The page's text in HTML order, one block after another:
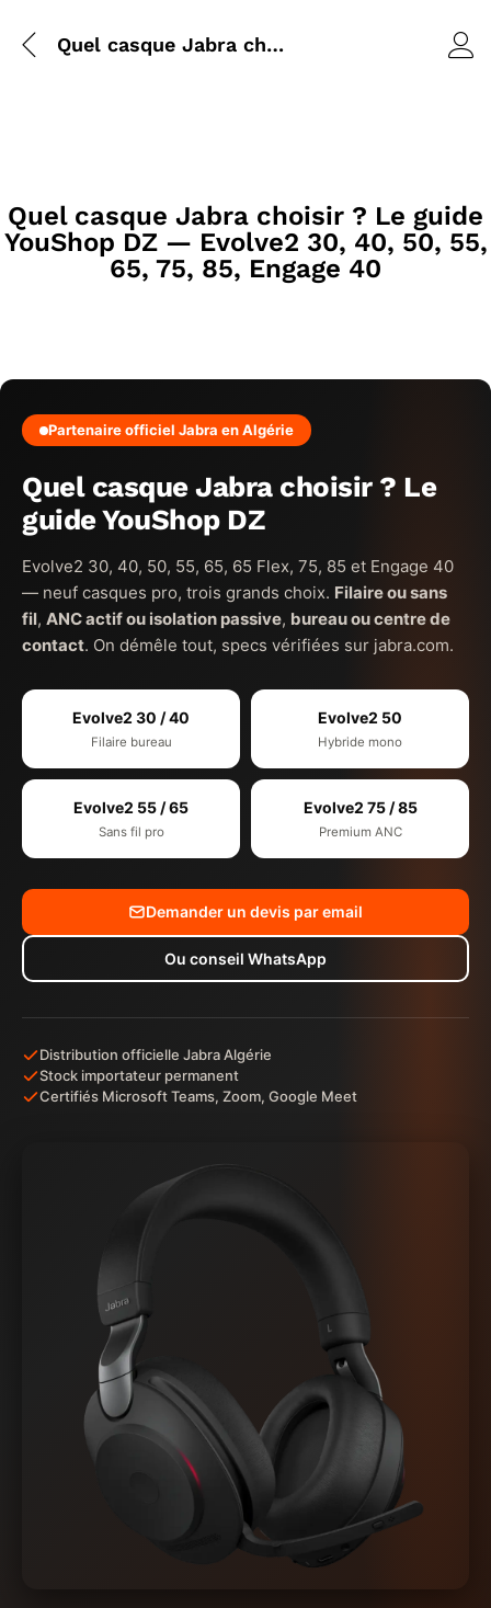
Quel casque Jabra choisir ? Le guide YouShop DZ — Evolve2 30, 40, 50, 55, 65, 75, 85, Engage 40
Quel casque Jabra choisir ? Le guide
YouShop DZ — Evolve2 30, 40, 50, 55,
65, 75, 85, Engage 40
Partenaire officiel Jabra en Algérie
Quel casque Jabra choisir ? Le
guide YouShop DZ
Evolve2 30, 40, 50, 55, 65, 65 Flex, 75, 85 et Engage 40
— neuf casques pro, trois grands choix. Filaire ou sans
fil, ANC actif ou isolation passive, bureau ou centre de
contact. On démêle tout, specs vérifiées sur jabra.com.
Evolve2 30 / 40
Filaire bureau
Evolve2 50
Hybride mono
Evolve2 55 / 65
Sans fil pro
Evolve2 75 / 85
Premium ANC
Demander un devis par email
Ou conseil WhatsApp
Distribution officielle Jabra Algérie
Stock importateur permanent
Certifiés Microsoft Teams, Zoom, Google Meet